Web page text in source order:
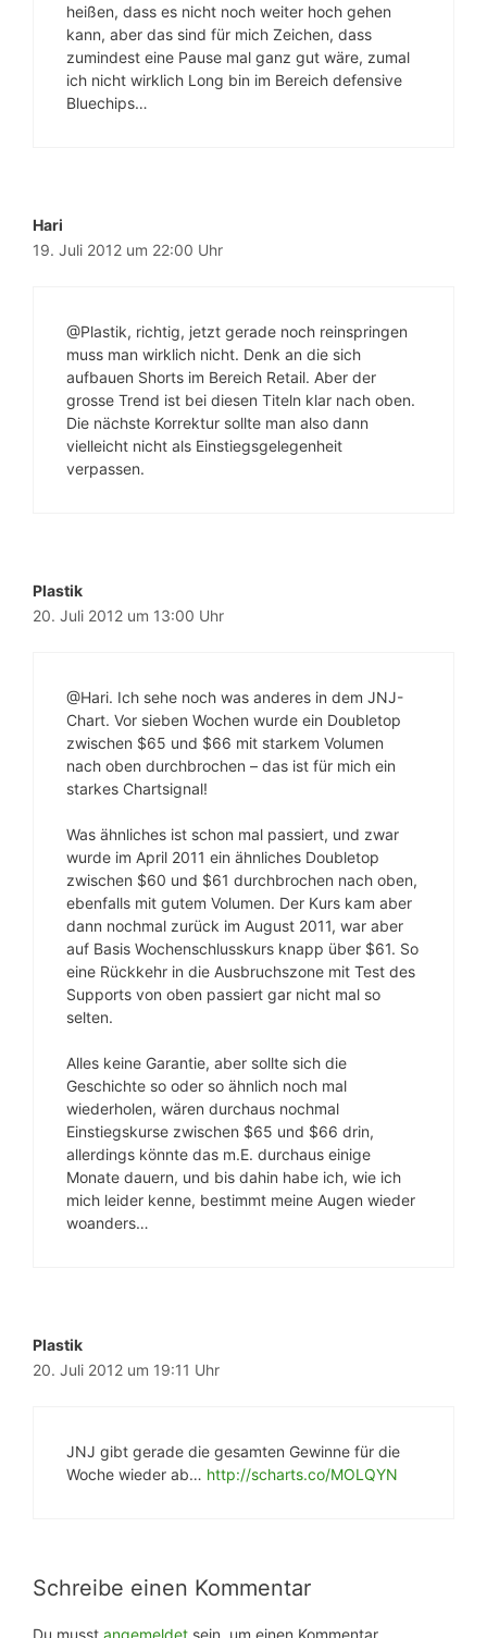
heißen, dass es nicht noch weiter hoch gehen
kann, aber das sind für mich Zeichen, dass
zumindest eine Pause mal ganz gut wäre, zumal
ich nicht wirklich Long bin im Bereich defensive
Bluechips…
Hari
19. Juli 2012 um 22:00 Uhr
@Plastik, richtig, jetzt gerade noch reinspringen
muss man wirklich nicht. Denk an die sich
aufbauen Shorts im Bereich Retail. Aber der
grosse Trend ist bei diesen Titeln klar nach oben.
Die nächste Korrektur sollte man also dann
vielleicht nicht als Einstiegsgelegenheit
verpassen.
Plastik
20. Juli 2012 um 13:00 Uhr
@Hari. Ich sehe noch was anderes in dem JNJ-
Chart. Vor sieben Wochen wurde ein Doubletop
zwischen $65 und $66 mit starkem Volumen
nach oben durchbrochen – das ist für mich ein
starkes Chartsignal!
Was ähnliches ist schon mal passiert, und zwar
wurde im April 2011 ein ähnliches Doubletop
zwischen $60 und $61 durchbrochen nach oben,
ebenfalls mit gutem Volumen. Der Kurs kam aber
dann nochmal zurück im August 2011, war aber
auf Basis Wochenschlusskurs knapp über $61. So
eine Rückkehr in die Ausbruchszone mit Test des
Supports von oben passiert gar nicht mal so
selten.
Alles keine Garantie, aber sollte sich die
Geschichte so oder so ähnlich noch mal
wiederholen, wären durchaus nochmal
Einstiegskurse zwischen $65 und $66 drin,
allerdings könnte das m.E. durchaus einige
Monate dauern, und bis dahin habe ich, wie ich
mich leider kenne, bestimmt meine Augen wieder
woanders…
Plastik
20. Juli 2012 um 19:11 Uhr
JNJ gibt gerade die gesamten Gewinne für die
Woche wieder ab… http://scharts.co/MOLQYN
Schreibe einen Kommentar
Du musst angemeldet sein, um einen Kommentar